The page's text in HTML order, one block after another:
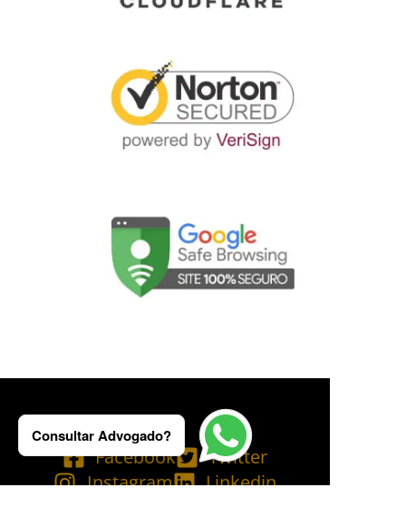
Facebook
Twitter
Instagram
Linkedin
Consultar Advogado?